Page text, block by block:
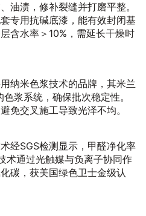
油渍，修补裂缝并打磨平整。
专用抗碱底漆，能有效封闭基
含水率＞10%，需延长干燥时
纳米色浆技术的品牌，其米兰
浆系统，确保批次稳定性。
免交叉施工导致光泽不均。
经SGS检测显示，甲醛净化率
术通过光触媒与负离子协同作
碳，获美国绿色卫士金级认